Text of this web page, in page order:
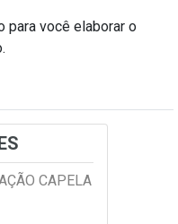
para você elaborar o
CAPELA